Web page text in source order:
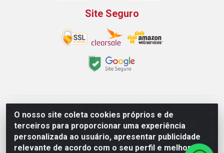
O nosso site coleta cookies próprios e de
terceiros para proporcionar uma experiência
personalizada ao usuário, apresentar publicidade
relevante de acordo com o seu perfil e melhorar a
Site Seguro
Padeirão Comércio de Produtos Para Panificação LTDA -
Rodovia Empresario João Santos Filho, 2425, Gp B1 Bl. 02 -
Muribeca, Jaboatão dos Guararapes/PE - CEP 54.350-100 -
CNPJ 03.042.263/0001-51